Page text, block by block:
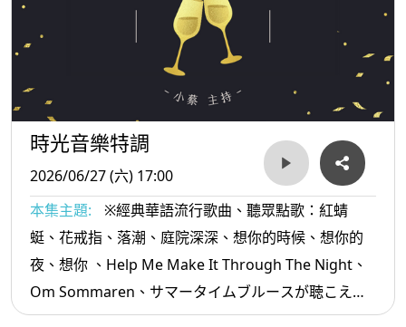
時光音樂特調
2026/06/27 (六) 17:00
本集主題:
※經典華語流行歌曲、聽眾點歌：紅蜻
蜓、花戒指、落潮、庭院深深、想你的時候、想你的
夜、想你 、Help Me Make It Through The Night、
Om Sommaren、サマータイムブルースが聴こえ
る、蛻變、往昔、我真的可以擁有、愛情路上...等。